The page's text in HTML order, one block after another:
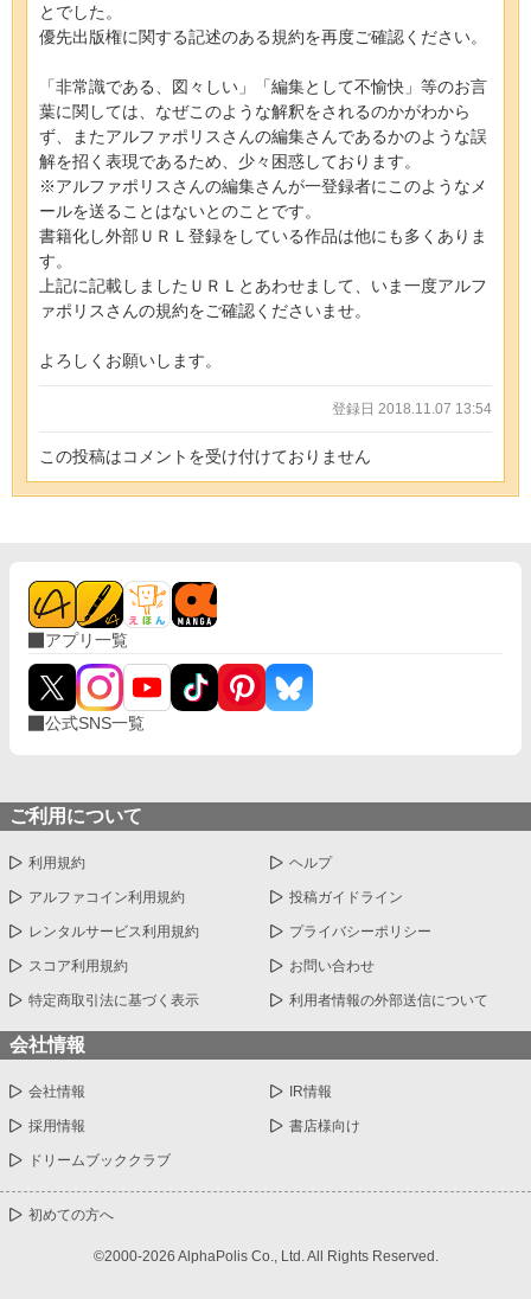
とでした。
優先出版権に関する記述のある規約を再度ご確認ください。
「非常識である、図々しい」「編集として不愉快」等のお言
葉に関しては、なぜこのような解釈をされるのかがわから
ず、またアルファポリスさんの編集さんであるかのような誤
解を招く表現であるため、少々困惑しております。
※アルファポリスさんの編集さんが一登録者にこのようなメ
ールを送ることはないとのことです。
書籍化し外部ＵＲＬ登録をしている作品は他にも多くありま
す。
上記に記載しましたＵＲＬとあわせまして、いま一度アルフ
ァポリスさんの規約をご確認くださいませ。
よろしくお願いします。
登録日 2018.11.07 13:54
この投稿はコメントを受け付けておりません
アプリ一覧
公式SNS一覧
ご利用について
利用規約 ヘルプ
アルファコイン利用規約 投稿ガイドライン
レンタルサービス利用規約 プライバシーポリシー
スコア利用規約 お問い合わせ
特定商取引法に基づく表示 利用者情報の外部送信について
会社情報
会社情報 IR情報
採用情報 書店様向け
ドリームブッククラブ
初めての方へ
©2000-2026 AlphaPolis Co., Ltd. All Rights Reserved.